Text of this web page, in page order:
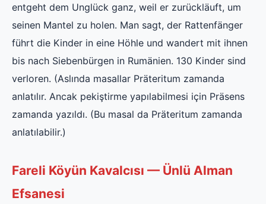
entgeht dem Unglück ganz, weil er zurückläuft, um
seinen Mantel zu holen. Man sagt, der Rattenfänger
führt die Kinder in eine Höhle und wandert mit ihnen
bis nach Siebenbürgen in Rumänien. 130 Kinder sind
verloren. (Aslında masallar Präteritum zamanda
anlatılır. Ancak pekiştirme yapılabilmesi için Präsens
zamanda yazıldı. (Bu masal da Präteritum zamanda
anlatılabilir.)
Fareli Köyün Kavalcısı — Ünlü Alman
Efsanesi